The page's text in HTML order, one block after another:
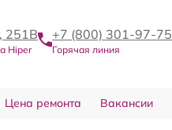
251В
Hiper
+7 (800) 301-97-75
Горячая линия
Цена ремонта Вакансии